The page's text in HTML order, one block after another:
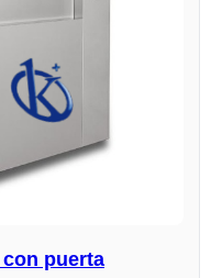
puerta